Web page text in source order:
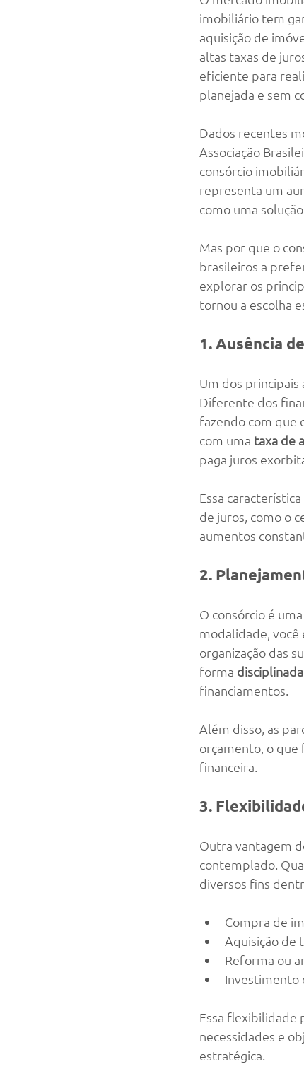
imobiliário tem
aquisição de
altas taxas de
eficiente para
planejada e sem
Dados recentes
Associação
consórcio
representa um
como uma
Mas por que o
brasileiros a
explorar os
tornou a escolha
1. Ausência
Um dos
Diferente dos
fazendo com que
com uma taxa de
paga juros
Essa
de juros, como o
aumentos
2.
O consórcio é
modalidade,
organização das
forma
financiamentos.
Além disso, as
orçamento, o que
financeira.
3.
Outra vantagem
contemplado.
diversos fins
Compra de
Aquisição de
Reforma ou
Investimento
Essa flexibilidade
necessidades e
estratégica.